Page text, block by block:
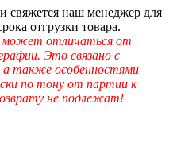
свяжется наш менеджер для
отгрузки товара.
может отличаться от
Это связано с
также особенностями
по тону от партии к
не подлежат!